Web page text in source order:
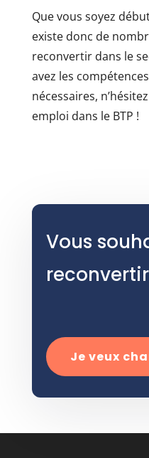
Que vous soyez
existe donc de
reconvertir dans le
avez les
nécessaires,
emploi dans le BTP !
Vous
Je veux